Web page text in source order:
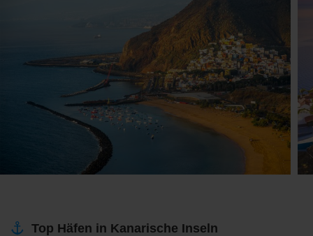
Top Häfen in Kanarische Inseln